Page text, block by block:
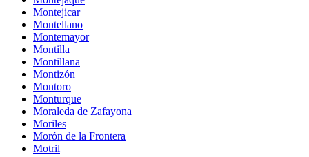
Montejicar
Montellano
Montemayor
Montilla
Montillana
Montizón
Montoro
Monturque
Moraleda de Zafayona
Moriles
Morón de la Frontera
Motril